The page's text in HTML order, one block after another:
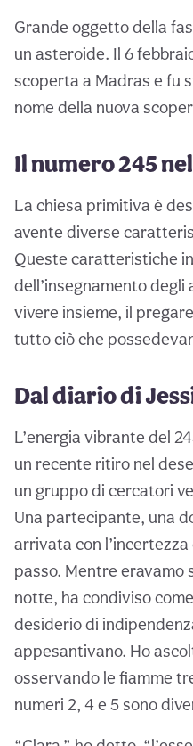
Grande oggetto della
un asteroide. Il 6
scoperta a Madras e fu
nome della nuova
Il numero 245
La chiesa primitiva è
avente diverse
Queste caratteristiche
dell’insegnamento degli
vivere insieme, il
tutto ciò che
Dal diario di
L’energia vibrante del
un recente ritiro nel
un gruppo di cercatori
Una partecipante, una
arrivata con
passo. Mentre eravamo
notte, ha condiviso
desiderio di
appesantivano. Ho
osservando le fiamme
numeri 2, 4 e 5 sono